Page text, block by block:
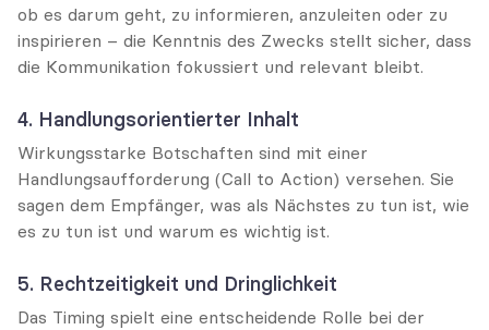
ob es darum geht, zu informieren, anzuleiten oder zu
inspirieren – die Kenntnis des Zwecks stellt sicher, dass
die Kommunikation fokussiert und relevant bleibt.
4. Handlungsorientierter Inhalt
Wirkungsstarke Botschaften sind mit einer
Handlungsaufforderung (Call to Action) versehen. Sie
sagen dem Empfänger, was als Nächstes zu tun ist, wie
es zu tun ist und warum es wichtig ist.
5. Rechtzeitigkeit und Dringlichkeit
Das Timing spielt eine entscheidende Rolle bei der